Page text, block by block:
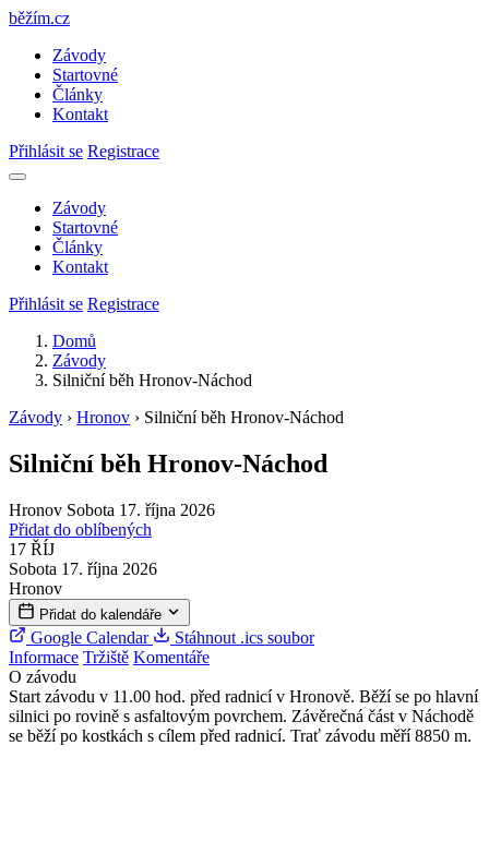
běžím.cz
Závody
Startovné
Články
Kontakt
Přihlásit se Registrace
Závody
Startovné
Články
Kontakt
Přihlásit se Registrace
Domů
Závody
Silniční běh Hronov-Náchod
Závody › Hronov › Silniční běh Hronov-Náchod
Silniční běh Hronov-Náchod
Hronov Sobota 17. října 2026
Přidat do oblíbených
17 ŘÍJ
Sobota 17. října 2026
Hronov
Přidat do kalendáře
Google Calendar
Stáhnout .ics soubor
Informace Tržiště Komentáře
O závodu
Start závodu v 11.00 hod. před radnicí v Hronově. Běží se po hlavní
silnici po rovině s asfaltovým povrchem. Závěrečná část v Náchodě
se běží po kostkách s cílem před radnicí. Trať závodu měří 8850 m.